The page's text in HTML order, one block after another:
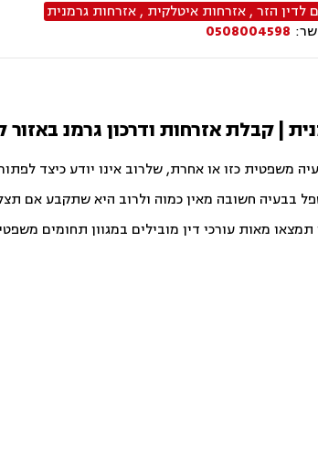
לדין הזר,אזרחות איטלקית ,אזרחות גרמנית
0508004598
| קבלת אזרחות ודרכון גרמנ
משפטית כזו או אחרת, שלרוב אינו יודע כיצד
בבעיה חשובה מאין כמוה ולרוב היא שתקבע אם
מאות עורכי דין מובילים במגוון תחומים